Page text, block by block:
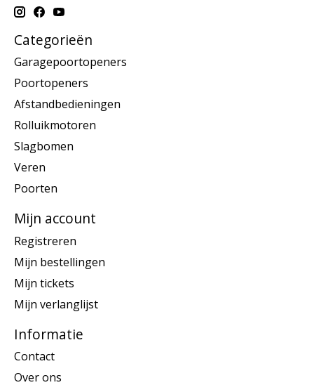
Categorieën
Garagepoortopeners
Poortopeners
Afstandbedieningen
Rolluikmotoren
Slagbomen
Veren
Poorten
Mijn account
Registreren
Mijn bestellingen
Mijn tickets
Mijn verlanglijst
Informatie
Contact
Over ons